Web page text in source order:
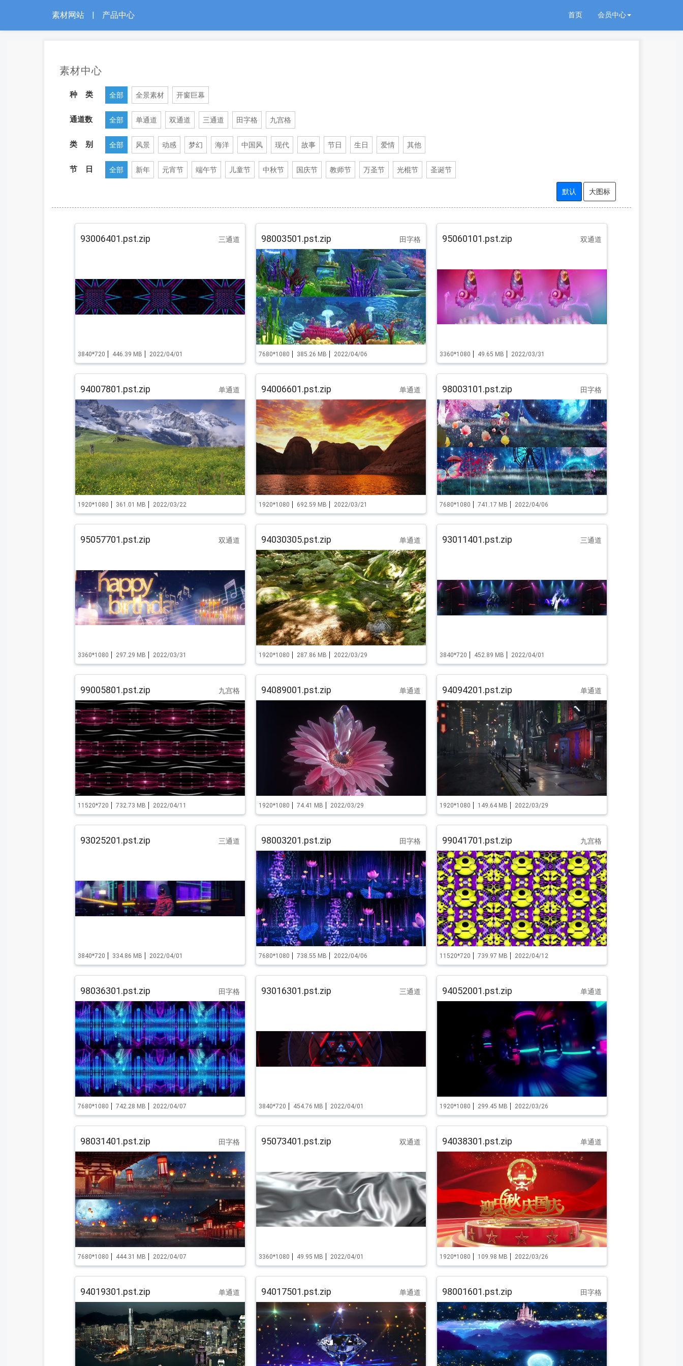
素材网站 | 产品中心 首页 会员中心
素材中心
种 类 全部 全景素材 开窗巨幕
通道数 全部 单通道 双通道 三通道 田字格 九宫格
类 别 全部 风景 动感 梦幻 海洋 中国风 现代 故事 节日 生日 爱情 其他
节 日 全部 新年 元宵节 端午节 儿童节 中秋节 国庆节 教师节 万圣节 光棍节 圣诞节
默认 大图标
93006401.pst.zip 三通道
3840*720 446.39 MB 2022/04/01
98003501.pst.zip 田字格
7680*1080 385.26 MB 2022/04/06
95060101.pst.zip 双通道
3360*1080 49.65 MB 2022/03/31
94007801.pst.zip 单通道
1920*1080 361.01 MB 2022/03/22
94006601.pst.zip 单通道
1920*1080 692.59 MB 2022/03/21
98003101.pst.zip 田字格
7680*1080 741.17 MB 2022/04/06
95057701.pst.zip 双通道
3360*1080 297.29 MB 2022/03/31
94030305.pst.zip 单通道
1920*1080 287.86 MB 2022/03/29
93011401.pst.zip 三通道
3840*720 452.89 MB 2022/04/01
99005801.pst.zip 九宫格
11520*720 732.73 MB 2022/04/11
94089001.pst.zip 单通道
1920*1080 74.41 MB 2022/03/29
94094201.pst.zip 单通道
1920*1080 149.64 MB 2022/03/29
93025201.pst.zip 三通道
3840*720 334.86 MB 2022/04/01
98003201.pst.zip 田字格
7680*1080 738.55 MB 2022/04/06
99041701.pst.zip 九宫格
11520*720 739.97 MB 2022/04/12
98036301.pst.zip 田字格
7680*1080 742.28 MB 2022/04/07
93016301.pst.zip 三通道
3840*720 454.76 MB 2022/04/01
94052001.pst.zip 单通道
1920*1080 299.45 MB 2022/03/26
98031401.pst.zip 田字格
7680*1080 444.31 MB 2022/04/07
95073401.pst.zip 双通道
3360*1080 49.95 MB 2022/04/01
94038301.pst.zip 单通道
1920*1080 109.98 MB 2022/03/26
94019301.pst.zip 单通道 94017501.pst.zip 单通道 98001601.pst.zip 田字格